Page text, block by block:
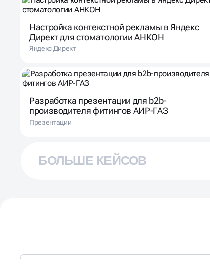
Настройка контекстной рекламы в Яндекс
Директ для стоматологии АНКОН
Яндекс Директ
Разработка презентации для b2b-
производителя фитингов АИР-ГАЗ
Презентации
БОЛЬШЕ КЕЙСОВ